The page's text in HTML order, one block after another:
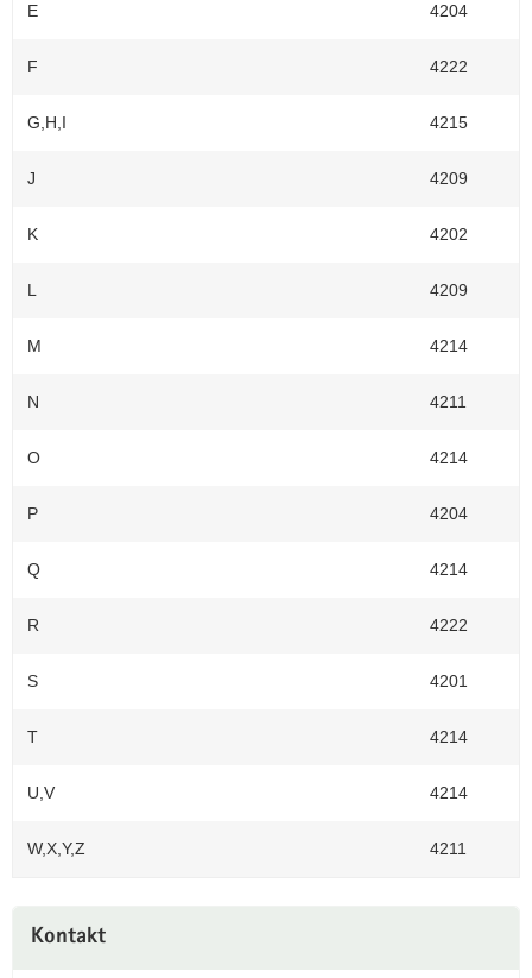
E 4204
F 4222
G,H,I 4215
J 4209
K 4202
L 4209
M 4214
N 4211
O 4214
P 4204
Q 4214
R 4222
S 4201
T 4214
U,V 4214
W,X,Y,Z 4211
Information
Kontakt